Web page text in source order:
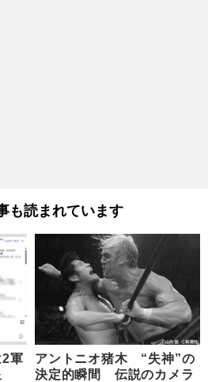
も読まれています
軍
アントニオ猪木 “失神”の
決定的瞬間 伝説のカメラ